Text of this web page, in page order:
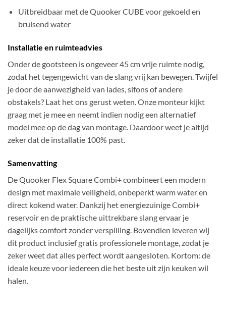
Uitbreidbaar met de Quooker CUBE voor gekoeld en
bruisend water
Installatie en ruimteadvies
Onder de gootsteen is ongeveer 45 cm vrije ruimte nodig,
zodat het tegengewicht van de slang vrij kan bewegen. Twijfel
je door de aanwezigheid van lades, sifons of andere
obstakels? Laat het ons gerust weten. Onze monteur kijkt
graag met je mee en neemt indien nodig een alternatief
model mee op de dag van montage. Daardoor weet je altijd
zeker dat de installatie 100% past.
Samenvatting
De Quooker Flex Square Combi+ combineert een modern
design met maximale veiligheid, onbeperkt warm water en
direct kokend water. Dankzij het energiezuinige Combi+
reservoir en de praktische uittrekbare slang ervaar je
dagelijks comfort zonder verspilling. Bovendien leveren wij
dit product inclusief gratis professionele montage, zodat je
zeker weet dat alles perfect wordt aangesloten. Kortom: de
ideale keuze voor iedereen die het beste uit zijn keuken wil
halen.